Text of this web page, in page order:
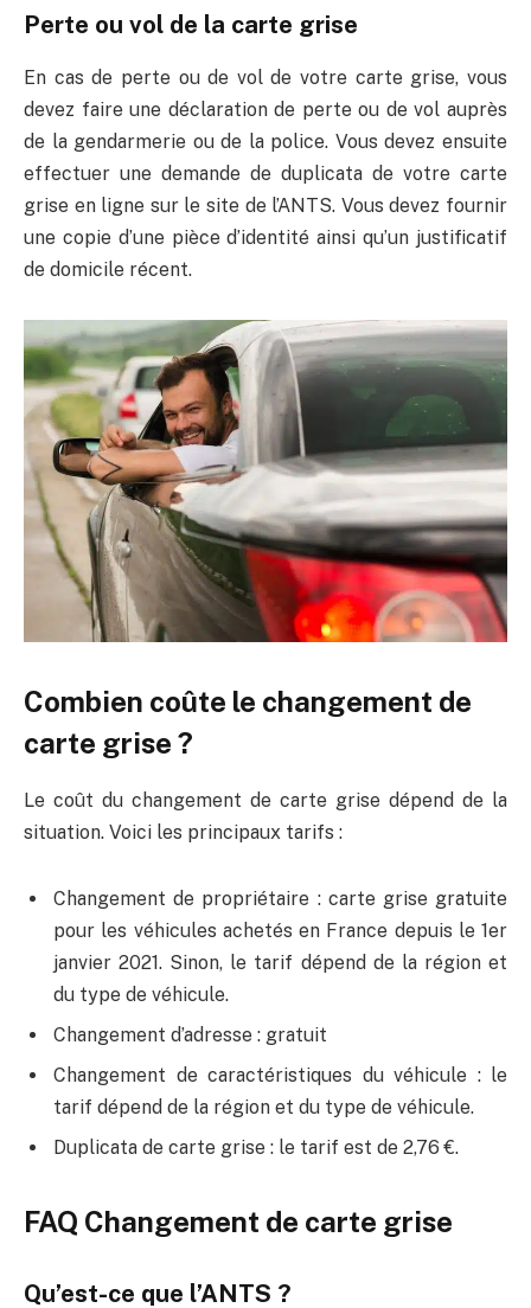
Perte ou vol de la carte grise
En cas de perte ou de vol de votre carte grise, vous
devez faire une déclaration de perte ou de vol auprès
de la gendarmerie ou de la police. Vous devez ensuite
effectuer une demande de duplicata de votre carte
grise en ligne sur le site de l’ANTS. Vous devez fournir
une copie d’une pièce d’identité ainsi qu’un justificatif
de domicile récent.
Combien coûte le changement de
carte grise ?
Le coût du changement de carte grise dépend de la
situation. Voici les principaux tarifs :
Changement de propriétaire : carte grise gratuite
pour les véhicules achetés en France depuis le 1er
janvier 2021. Sinon, le tarif dépend de la région et
du type de véhicule.
Changement d’adresse : gratuit
Changement de caractéristiques du véhicule : le
tarif dépend de la région et du type de véhicule.
Duplicata de carte grise : le tarif est de 2,76 €.
FAQ Changement de carte grise
Qu’est-ce que l’ANTS ?